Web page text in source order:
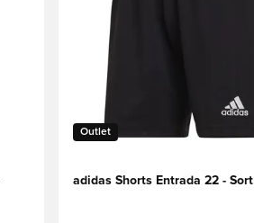
Outlet
adidas Shorts Entrada 22 - Sort